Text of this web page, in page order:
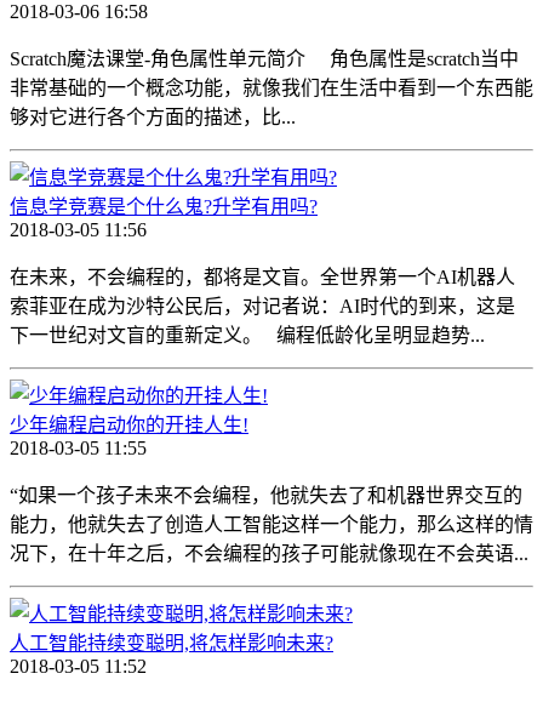
2018-03-06 16:58
Scratch魔法课堂-角色属性单元简介 角色属性是scratch当中
非常基础的一个概念功能，就像我们在生活中看到一个东西能
够对它进行各个方面的描述，比...
信息学竞赛是个什么鬼?升学有用吗?
2018-03-05 11:56
在未来，不会编程的，都将是文盲。全世界第一个AI机器人
索菲亚在成为沙特公民后，对记者说：AI时代的到来，这是
下一世纪对文盲的重新定义。 编程低龄化呈明显趋势...
少年编程启动你的开挂人生!
2018-03-05 11:55
“如果一个孩子未来不会编程，他就失去了和机器世界交互的
能力，他就失去了创造人工智能这样一个能力，那么这样的情
况下，在十年之后，不会编程的孩子可能就像现在不会英语...
人工智能持续变聪明,将怎样影响未来?
2018-03-05 11:52